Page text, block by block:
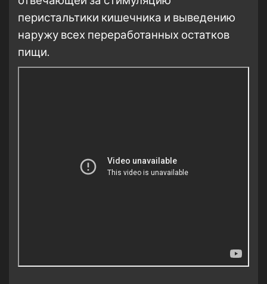
перистальтики кишечника и выведению
наружу всех переработанных остатков
пищи.